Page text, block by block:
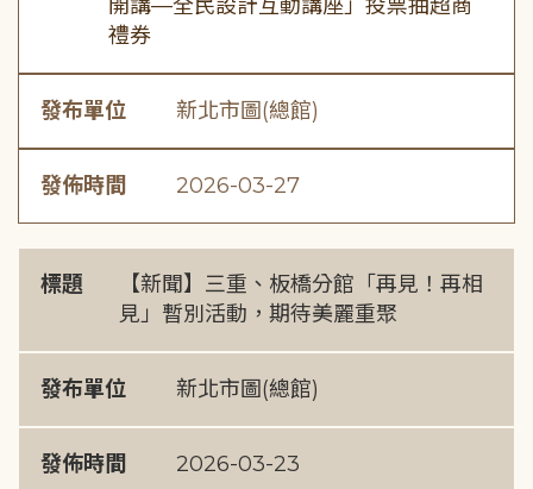
開講—全民設計互動講座」投票抽超商
禮券
發布單位 新北市圖(總館)
發佈時間 2026-03-27
標題
【新聞】三重、板橋分館「再見！再相
見」暫別活動，期待美麗重聚
發布單位 新北市圖(總館)
發佈時間 2026-03-23